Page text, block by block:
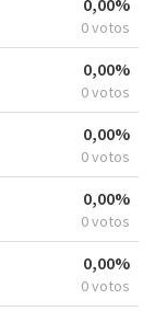
0 votos
0,00%
0 votos
0,00%
0 votos
0,00%
0 votos
0,00%
0 votos